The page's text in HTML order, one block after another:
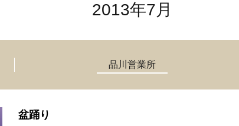
2013年7月
品川営業所
盆踊り